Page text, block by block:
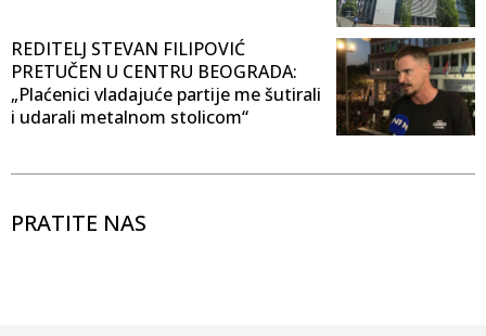
REDITELJ STEVAN FILIPOVIĆ
PRETUČEN U CENTRU BEOGRADA:
„Plaćenici vladajuće partije me šutirali
i udarali metalnom stolicom“
PRATITE NAS